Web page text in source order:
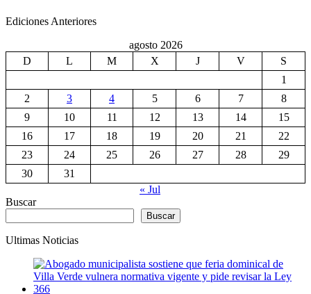
Ediciones Anteriores
agosto 2026
D
L M X J V
S
1
2
3 4 5 6 7
8
9
10 11 12 13 14
15
16
17 18 19 20 21
22
23
24 25 26 27 28
29
30
31
« Jul
Buscar
Buscar
Ultimas Noticias